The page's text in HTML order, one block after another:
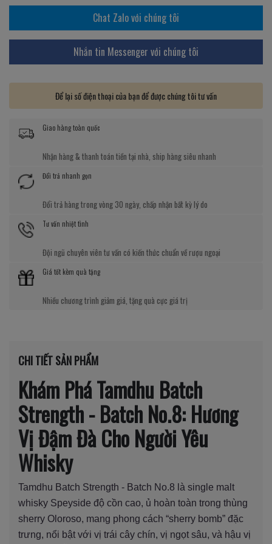
Chat Zalo với chúng tôi
Nhắn tin Messenger với chúng tôi
Để lại số điện thoại của bạn để được chúng tôi tư vấn
Giao hàng toàn quốc
Nhận hàng & thanh toán tiền tại nhà, ship hàng siêu nhanh
Đổi trả nhanh gọn
Đổi trả hàng trong vòng 30 ngày, chấp nhận bất kỳ lý do
Tư vấn nhiệt tình
Đội ngũ chuyên viên tư vấn có kiến thức chuẩn về rượu ngoại
Giá tốt kèm quà tặng
Nhiều chương trình giảm giá, tặng quà cực giá trị
CHI TIẾT SẢN PHẨM
Khám Phá Tamdhu Batch
Strength - Batch No.8: Hương
Vị Đậm Đà Cho Người Yêu
Whisky
Tamdhu Batch Strength - Batch No.8 là single malt
whisky Speyside độ cồn cao, ủ hoàn toàn trong thùng
sherry Oloroso, mang phong cách “sherry bomb” đặc
trưng, nổi bật với vị trái cây chín, vị ngọt sâu, và hậu vị